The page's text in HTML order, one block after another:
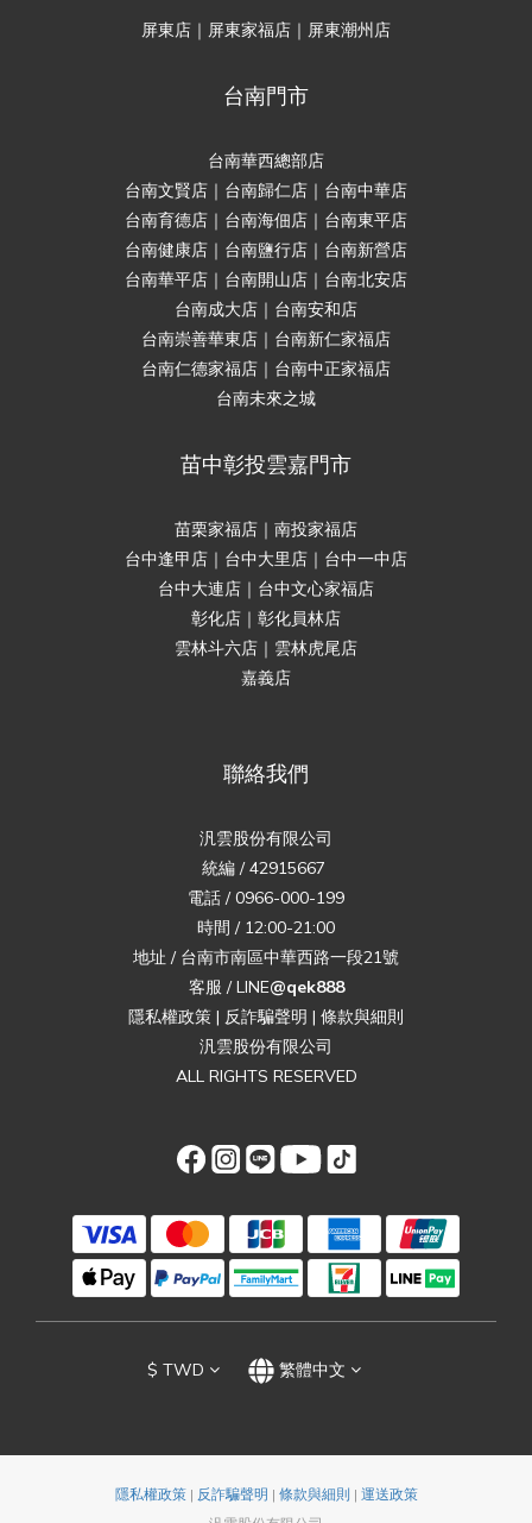
屏東店｜屏東家福店｜屏東潮州店
台南門市
台南華西總部店
台南文賢店｜台南歸仁店｜台南中華店
台南育德店｜台南海佃店｜台南東平店
台南健康店｜台南鹽行店｜台南新營店
台南華平店｜台南開山店｜台南北安店
台南成大店｜台南安和店
台南崇善華東店｜台南新仁家福店
台南仁德家福店｜台南中正家福店
台南未來之城
苗中彰投雲嘉門市
苗栗家福店｜南投家福店
台中逢甲店｜台中大里店｜台中一中店
台中大連店｜台中文心家福店
彰化店｜彰化員林店
雲林斗六店｜雲林虎尾店
嘉義店
聯絡我們
汎雲股份有限公司
統編 / 42915667
電話 / 0966-000-199
時間 / 12:00-21:00
地址 / 台南市南區中華西路一段21號
客服 / LINE@qek888
隱私權政策 | 反詐騙聲明 | 條款與細則
汎雲股份有限公司
ALL RIGHTS RESERVED
$ TWD 繁體中文
隱私權政策| 反詐騙聲明 | 條款與細則 | 運送政策